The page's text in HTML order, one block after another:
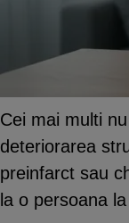
Cei mai multi
deteriorarea
preinfarct sau
la o persoana